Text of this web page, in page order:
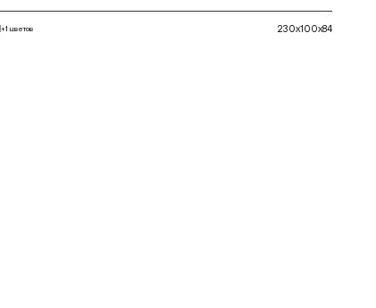
+1 цветов 230x100x84